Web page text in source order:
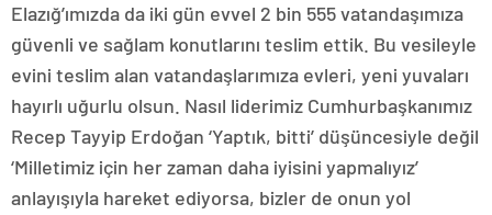
Elazığ’ımızda da iki gün evvel 2 bin 555 vatandaşımıza
güvenli ve sağlam konutlarını teslim ettik. Bu vesileyle
evini teslim alan vatandaşlarımıza evleri, yeni yuvaları
hayırlı uğurlu olsun. Nasıl liderimiz Cumhurbaşkanımız
Recep Tayyip Erdoğan ‘Yaptık, bitti’ düşüncesiyle değil
‘Milletimiz için her zaman daha iyisini yapmalıyız’
anlayışıyla hareket ediyorsa, bizler de onun yol